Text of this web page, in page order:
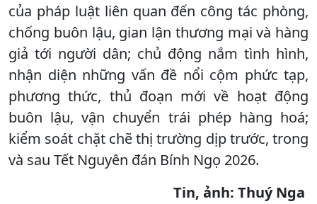
của pháp luật liên quan đến công tác phòng,
chống buôn lậu, gian lận thương mại và hàng
giả tới người dân; chủ động nắm tình hình,
nhận diện những vấn đề nổi cộm phức tạp,
phương thức, thủ đoạn mới về hoạt động
buôn lậu, vận chuyển trái phép hàng hoá;
kiểm soát chặt chẽ thị trường dịp trước, trong
và sau Tết Nguyên đán Bính Ngọ 2026.
Tin, ảnh: Thuý Nga